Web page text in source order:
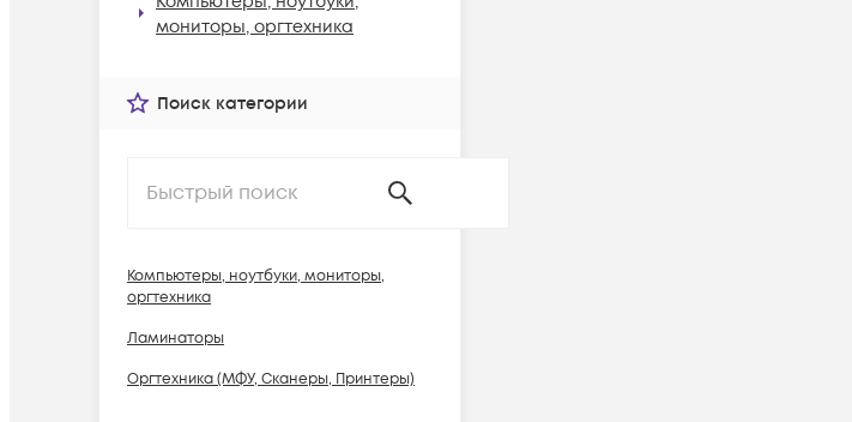
мониторы, оргтехника
Поиск категории
Компьютеры, ноутбуки, мониторы,
оргтехника
Ламинаторы
Оргтехника (МФУ, Сканеры, Принтеры)